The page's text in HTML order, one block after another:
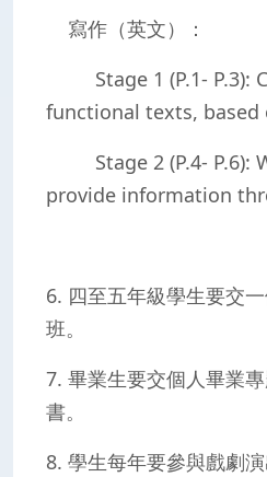
寫作（英文）：
Stage 1 (P.1- P.3):
functional texts, based
Stage 2 (P.4- P.6):
provide information
6. 四至五年級學生要交
班。
7. 畢業生要交個人畢業
書。
8. 學生每年要參與戲劇演